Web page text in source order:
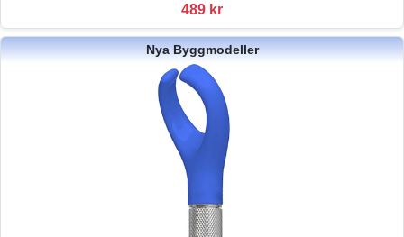
489 kr
Nya Byggmodeller